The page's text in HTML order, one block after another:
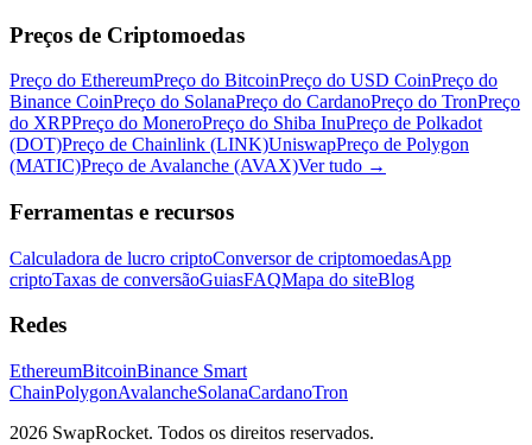
Preços de Criptomoedas
Preço do EthereumPreço do BitcoinPreço do USD CoinPreço do
Binance CoinPreço do SolanaPreço do CardanoPreço do TronPreço
do XRPPreço do MoneroPreço do Shiba InuPreço de Polkadot
(DOT)Preço de Chainlink (LINK)UniswapPreço de Polygon
(MATIC)Preço de Avalanche (AVAX)Ver tudo →
Ferramentas e recursos
Calculadora de lucro criptoConversor de criptomoedasApp
criptoTaxas de conversãoGuiasFAQMapa do siteBlog
Redes
EthereumBitcoinBinance Smart
ChainPolygonAvalancheSolanaCardanoTron
2026 SwapRocket. Todos os direitos reservados.